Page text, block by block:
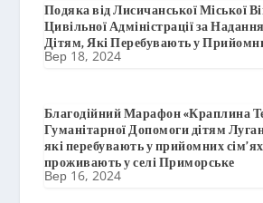
Подяка від Лисичанської Міської
Цивільної Адміністрації за
Дітям, Які Перебувають у
Вер 18, 2024
Благодійний Марафон «Краплина
Гуманітарної Допомоги дітям
які перебувають у прийомних
проживають у селі Приморське
Вер 16, 2024